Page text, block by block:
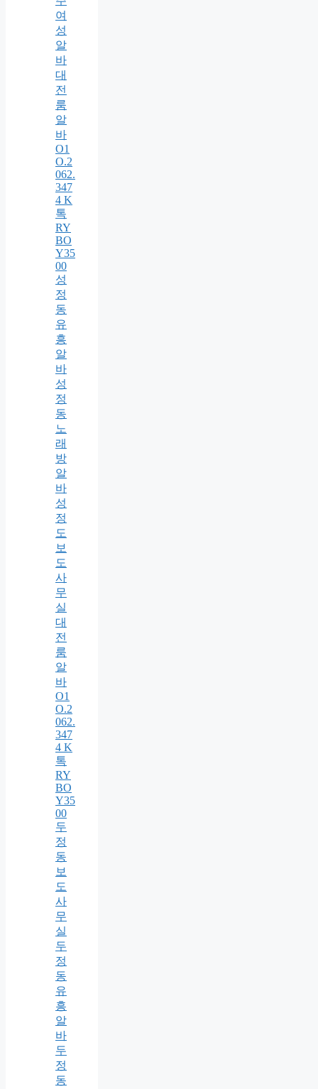
여
성
알
바
대
전
룸
알
바
O1
O.2
062.
347
4 K
톡
RY
BO
Y35
00
성
정
동
유
흥
알
바
성
정
동
노
래
방
알
바
성
정
도
보
도
사
무
실
대
전
룸
알
바
O1
O.2
062.
347
4 K
톡
RY
BO
Y35
00
두
정
동
보
도
사
무
실
두
정
동
유
흥
알
바
두
정
동